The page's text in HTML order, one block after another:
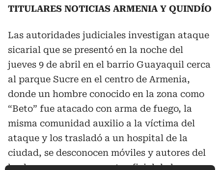
TITULARES NOTICIAS ARMENIA Y QUINDÍO
Las autoridades judiciales investigan ataque
sicarial que se presentó en la noche del
jueves 9 de abril en el barrio Guayaquil cerca
al parque Sucre en el centro de Armenia,
donde un hombre conocido en la zona como
“Beto” fue atacado con arma de fuego, la
misma comunidad auxilio a la víctima del
ataque y los trasladó a un hospital de la
ciudad, se desconocen móviles y autores del
hecho, y se espera reporte oficial de la